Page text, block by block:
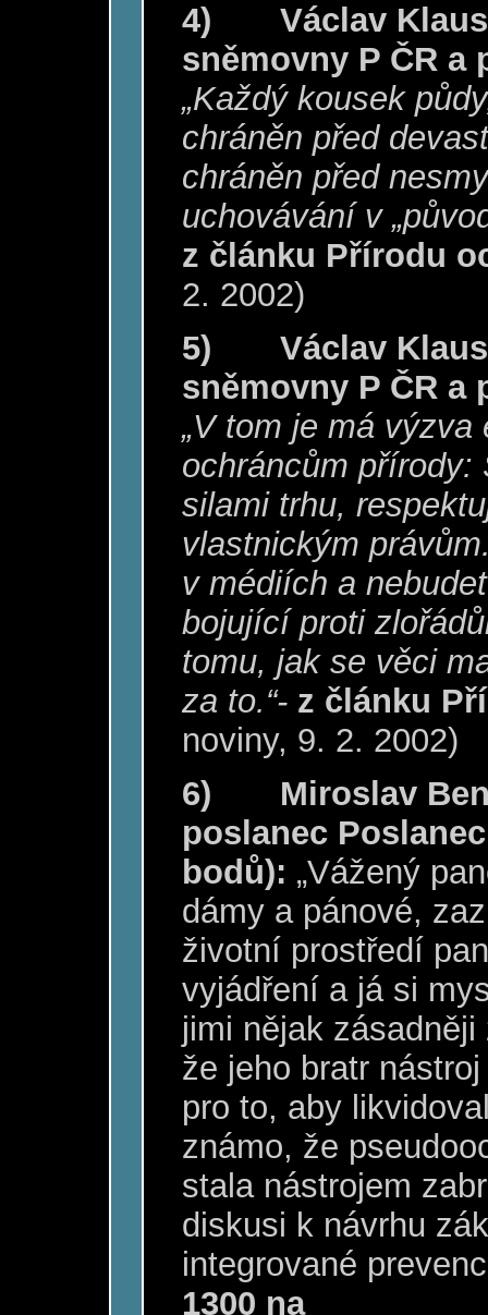
4)
Václav
sněmovny P ČR a
„Každý kousek
chráněn před
chráněn před
uchovávání v
z článku Přírodu
2. 2002)
5)
Václav
sněmovny P ČR a
„V tom je má
ochráncům přírody:
silami trhu,
vlastnickým
v médiích a
bojující proti
tomu, jak se věci
za to.“- z článku
noviny, 9. 2. 2002)
6)
Miroslav
poslanec
bodů): „Vážený
dámy a pánové,
životní prostředí
vyjádření a já si
jimi nějak
že jeho bratr
pro to, aby
známo, že
stala nástrojem
diskusi k návrhu
integrované
1300 na